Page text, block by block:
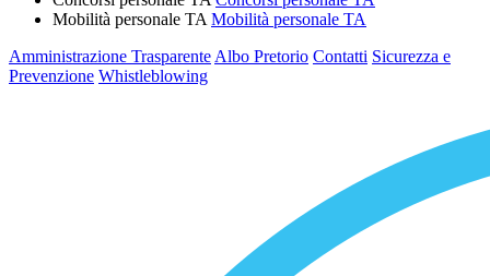
Mobilità personale TA Mobilità personale TA
Amministrazione Trasparente Albo Pretorio Contatti Sicurezza e
Prevenzione Whistleblowing